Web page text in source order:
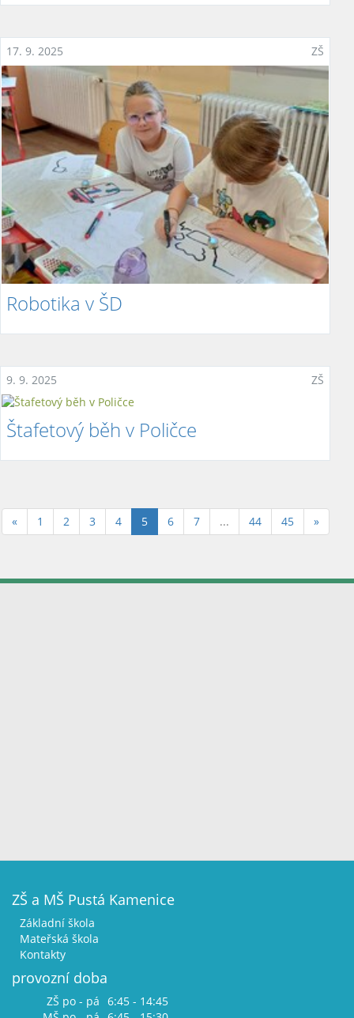
17. 9. 2025 ZŠ
Robotika v ŠD
9. 9. 2025 ZŠ
Štafetový běh v Poličce
« 1 2 3 4 5(aktuální)
6 7 ... 44 45 »
ZŠ a MŠ Pustá Kamenice
Základní škola
Mateřská škola
Kontakty
provozní doba
ZŠ po - pá 6:45 - 14:45